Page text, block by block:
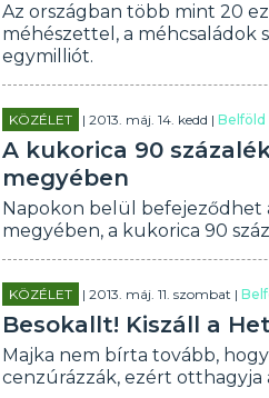
Az országban több mint 20
méhészettel, a méhcsaládok
egymilliót.
KÖZÉLET | 2013. máj. 14. kedd |Belföld
A kukorica 90
megyében
Napokon belül befejeződhet
megyében, a kukorica 90
KÖZÉLET | 2013. máj. 11. szombat |
Besokallt! Kiszáll a
Majka nem bírta tovább,
cenzúrázzák, ezért otthagyja